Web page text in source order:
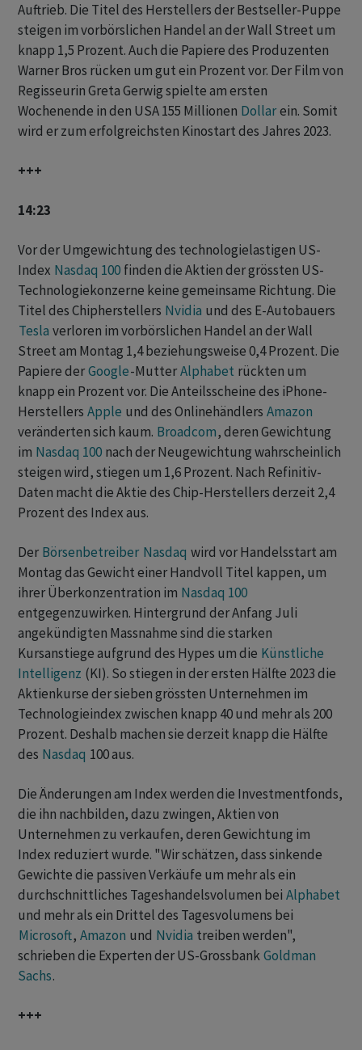
Auftrieb. Die Titel des Herstellers der Bestseller-Puppe
steigen im vorbörslichen Handel an der Wall Street um
knapp 1,5 Prozent. Auch die Papiere des Produzenten
Warner Bros rücken um gut ein Prozent vor. Der Film von
Regisseurin Greta Gerwig spielte am ersten
Wochenende in den USA 155 Millionen Dollarein. Somit
wird er zum erfolgreichsten Kinostart des Jahres 2023.
+++
14:23
Vor der Umgewichtung des technologielastigen US-
Index Nasdaq 100 finden die Aktien der grössten US-
Technologiekonzerne keine gemeinsame Richtung. Die
Titel des Chipherstellers Nvidia und des E-Autobauers
Tesla verloren im vorbörslichen Handel an der Wall
Street am Montag 1,4 beziehungsweise 0,4 Prozent. Die
Papiere derGoogle-MutterAlphabet rückten um
knapp ein Prozent vor. Die Anteilsscheine des iPhone-
Herstellers Apple und des Onlinehändlers Amazon
veränderten sich kaum. Broadcom, deren Gewichtung
im Nasdaq 100 nach der Neugewichtung wahrscheinlich
steigen wird, stiegen um 1,6 Prozent. Nach Refinitiv-
Daten macht die Aktie des Chip-Herstellers derzeit 2,4
Prozent des Index aus.
Der Börsenbetreiber Nasdaq wird vor Handelsstart am
Montag das Gewicht einer Handvoll Titel kappen, um
ihrer Überkonzentration im Nasdaq 100
entgegenzuwirken. Hintergrund der Anfang Juli
angekündigten Massnahme sind die starken
Kursanstiege aufgrund des Hypes um die Künstliche
Intelligenz (KI). So stiegen in der ersten Hälfte 2023 die
Aktienkurse der sieben grössten Unternehmen im
Technologieindex zwischen knapp 40 und mehr als 200
Prozent. Deshalb machen sie derzeit knapp die Hälfte
des Nasdaq 100 aus.
Die Änderungen am Index werden die Investmentfonds,
die ihn nachbilden, dazu zwingen, Aktien von
Unternehmen zu verkaufen, deren Gewichtung im
Index reduziert wurde. "Wir schätzen, dass sinkende
Gewichte die passiven Verkäufe um mehr als ein
durchschnittliches Tageshandelsvolumen bei Alphabet
und mehr als ein Drittel des Tagesvolumens bei
Microsoft, Amazon und Nvidia treiben werden",
schrieben die Experten der US-GrossbankGoldman
Sachs.
+++